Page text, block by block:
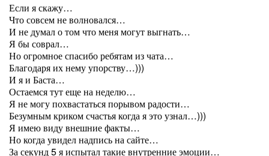
Если я скажу…
Что совсем не волновался…
И не думал о том что меня могут выгнать…
Я бы соврал…
Но огромное спасибо ребятам из чата…
Благодаря их нему упорству…)))
И я и Баста…
Остаемся тут еще на неделю…
Я не могу похвастаться порывом радости…
Безумным криком счастья когда я это узнал…)))
Я имею виду внешние факты…
Но когда увидел надпись на сайте…
За секунд 5 я испытал такие внутренние эмоции…